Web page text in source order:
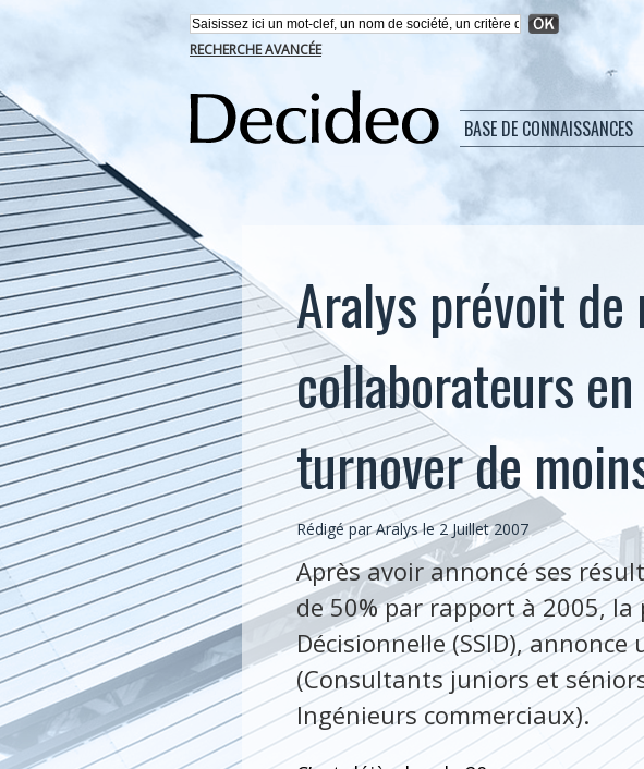
RECHERCHE AVANCÉE
BASE DE CONNAISSANCES
Aralys prévoit
collaborateurs
turnover de
Rédigé par Aralys le 2 Juillet 2007
Après avoir annoncé ses
de 50% par rapport à 2005, la
Décisionnelle (SSID),
(Consultants juniors et
Ingénieurs commerciaux).